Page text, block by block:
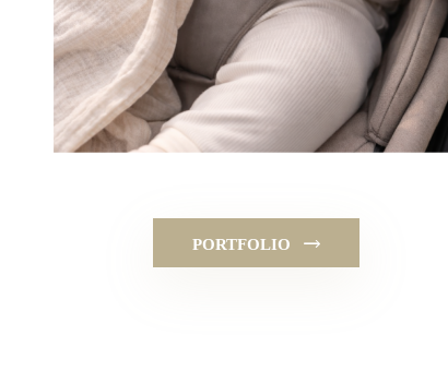
PORTFOLIO